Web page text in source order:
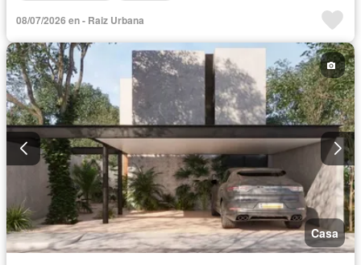
08/07/2026 en - Raiz Urbana
Casa